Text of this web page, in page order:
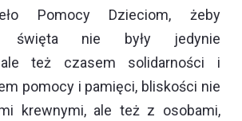
Pomocy Dzieciom, żeby
święta nie były jedynie
ale też czasem solidarności i
pomocy i pamięci, bliskości nie
krewnymi, ale też z osobami,